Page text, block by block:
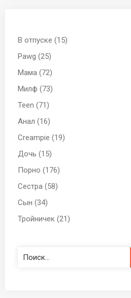
В отпуске (15)
Pawg (25)
Мама (72)
Милф (73)
Teen (71)
Анал (16)
Creampie (19)
Дочь (15)
Порно (176)
Сестра (58)
Сын (34)
Тройничек (21)
Найти: